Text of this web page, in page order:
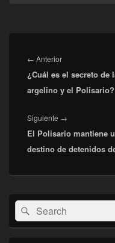
de
entradas
← AnteriorEntrada
anterior:
¿Cuál es el secreto de
argelino y el Polisario?
Siguiente →
siguiente:
El Polisario mantiene
destino de detenidos
El
área
de
widget
Buscar
por:
Buscar